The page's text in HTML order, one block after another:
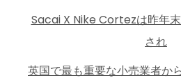
Sacai X Nike Cortezは昨年
され
英国で最も重要な小売業者か